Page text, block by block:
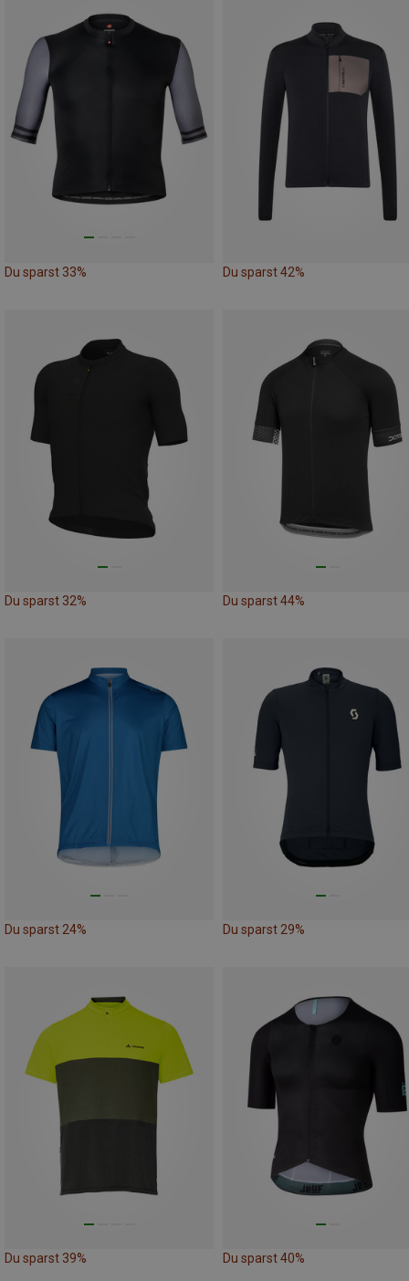
Du sparst 33% Du sparst 42%
Du sparst 32% Du sparst 44%
Du sparst 24% Du sparst 29%
Du sparst 39% Du sparst 40%